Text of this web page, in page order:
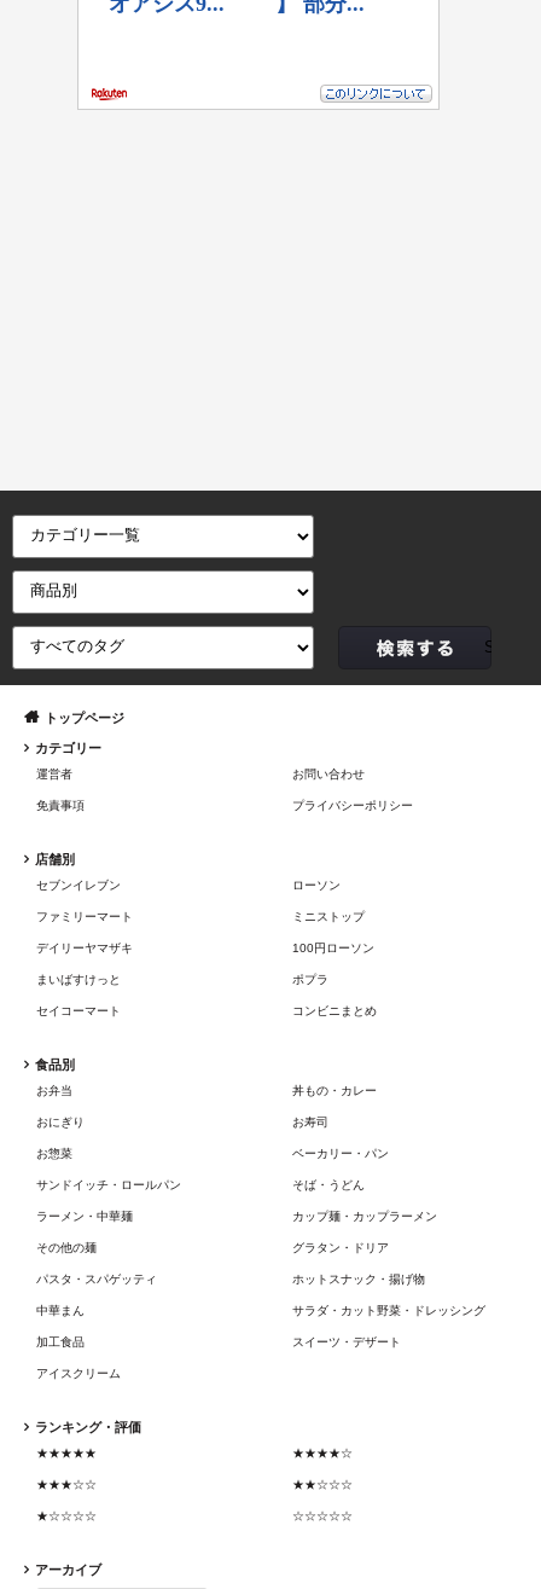
トップページ
カテゴリー
運営者 お問い合わせ
免責事項 プライバシーポリシー
店舗別
セブンイレブン ローソン
ファミリーマート ミニストップ
デイリーヤマザキ 100円ローソン
まいばすけっと ポプラ
セイコーマート コンビニまとめ
食品別
お弁当 丼もの・カレー
おにぎり お寿司
お惣菜 ベーカリー・パン
サンドイッチ・ロールパン そば・うどん
ラーメン・中華麺 カップ麺・カップラーメン
その他の麺 グラタン・ドリア
パスタ・スパゲッティ ホットスナック・揚げ物
中華まん サラダ・カット野菜・ドレッシング
加工食品 スイーツ・デザート
アイスクリーム
ランキング・評価
★★★★★ ★★★★☆
★★★☆☆ ★★☆☆☆
★☆☆☆☆ ☆☆☆☆☆
アーカイブ